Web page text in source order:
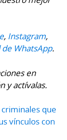
, Instagram,
de WhatsApp.
en
y actívalas.
que
vínculos con